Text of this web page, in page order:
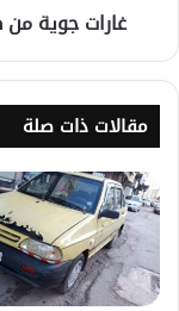
غارات جوية
مقالات ذات صلة